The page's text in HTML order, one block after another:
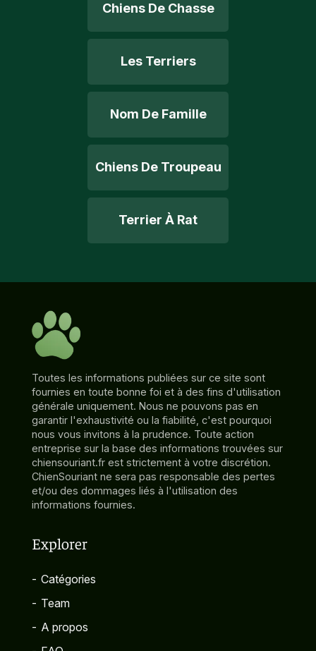
Chiens De Chasse
Les Terriers
Nom De Famille
Chiens De Troupeau
Terrier À Rat
Toutes les informations publiées sur ce site sont
fournies en toute bonne foi et à des fins d'utilisation
générale uniquement. Nous ne pouvons pas en
garantir l'exhaustivité ou la fiabilité, c'est pourquoi
nous vous invitons à la prudence. Toute action
entreprise sur la base des informations trouvées sur
chiensouriant.fr est strictement à votre discrétion.
ChienSouriant ne sera pas responsable des pertes
et/ou des dommages liés à l'utilisation des
informations fournies.
Explorer
- Catégories
- Team
- A propos